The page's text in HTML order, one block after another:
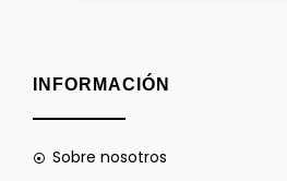
INFORMACIÓN
Sobre nosotros